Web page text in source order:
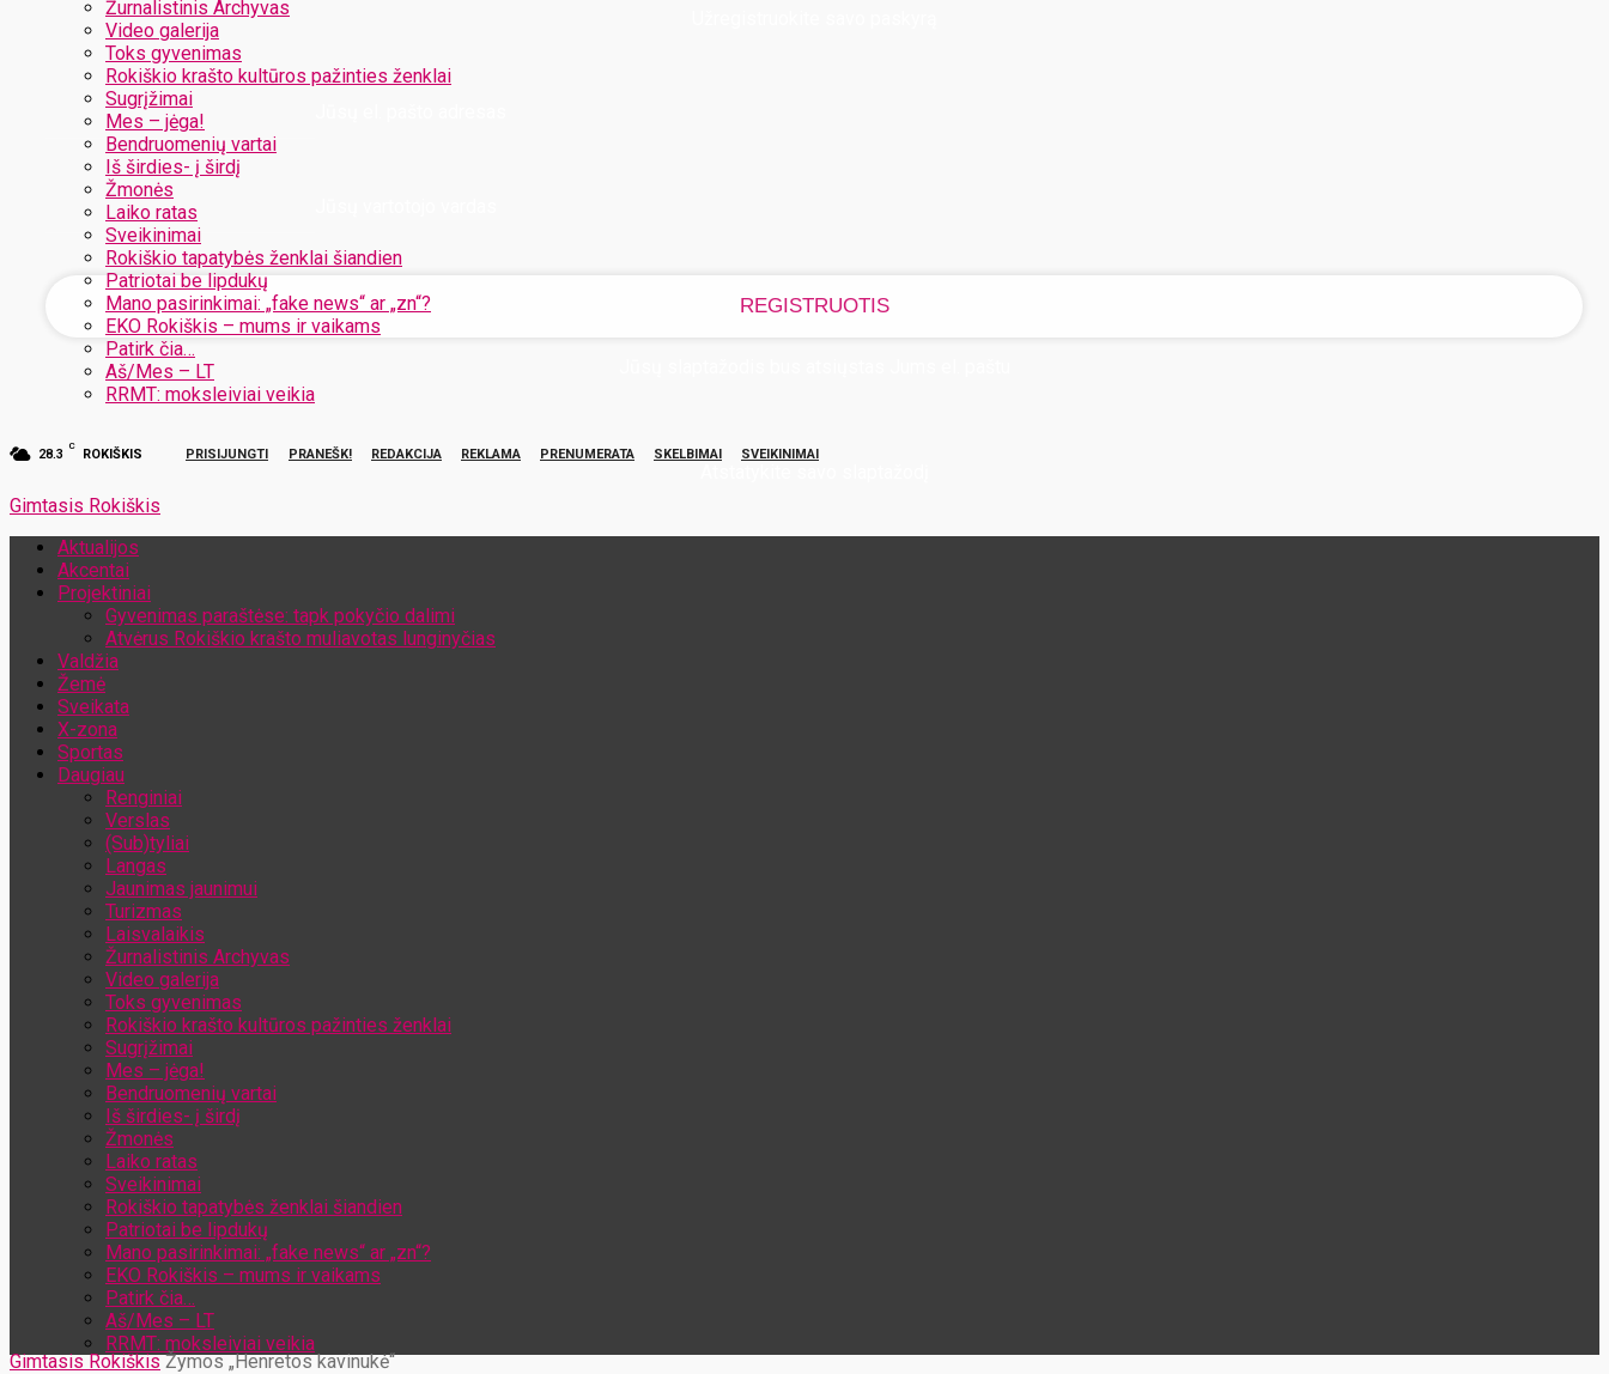
Žurnalistinis Archyvas
Video galerija
Toks gyvenimas
Rokiškio krašto kultūros pažinties ženklai
Sugrįžimai
Mes – jėga!
Bendruomenių vartai
Iš širdies- į širdį
Žmonės
Laiko ratas
Sveikinimai
Rokiškio tapatybės ženklai šiandien
Patriotai be lipdukų
Mano pasirinkimai: „fake news“ ar „zn“?
EKO Rokiškis – mums ir vaikams
Patirk čia…
Aš/Mes – LT
RRMT: moksleiviai veikia
28.3
C
ROKIŠKIS PRISIJUNGTI PRANEŠK! REDAKCIJA REKLAMA PRENUMERATA SKELBIMAI SVEIKINIMAI
Gimtasis Rokiškis
Aktualijos
Akcentai
Projektiniai
Gyvenimas paraštėse: tapk pokyčio dalimi
Atvėrus Rokiškio krašto muliavotas lunginyčias
Valdžia
Žemė
Sveikata
X-zona
Sportas
Daugiau
Renginiai
Verslas
(Sub)tyliai
Langas
Jaunimas jaunimui
Turizmas
Laisvalaikis
Žurnalistinis Archyvas
Video galerija
Toks gyvenimas
Rokiškio krašto kultūros pažinties ženklai
Sugrįžimai
Mes – jėga!
Bendruomenių vartai
Iš širdies- į širdį
Žmonės
Laiko ratas
Sveikinimai
Rokiškio tapatybės ženklai šiandien
Patriotai be lipdukų
Mano pasirinkimai: „fake news“ ar „zn“?
EKO Rokiškis – mums ir vaikams
Patirk čia…
Aš/Mes – LT
RRMT: moksleiviai veikia
Gimtasis Rokiškis Žymos „Henretos kavinukė“